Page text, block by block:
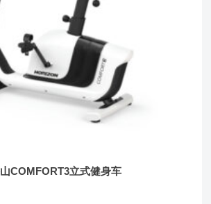
COMFORT3立式健身车